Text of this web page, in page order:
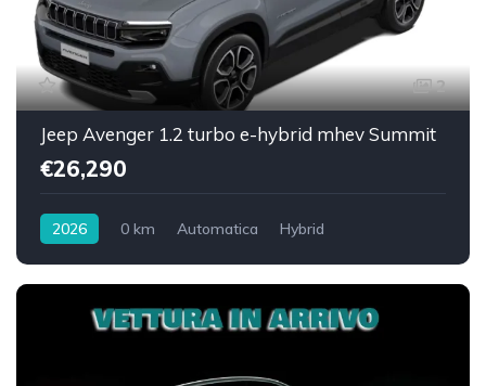
2
Jeep Avenger 1.2 turbo e-hybrid mhev Summit
€26,290
2026 0 km Automatica
Hybrid